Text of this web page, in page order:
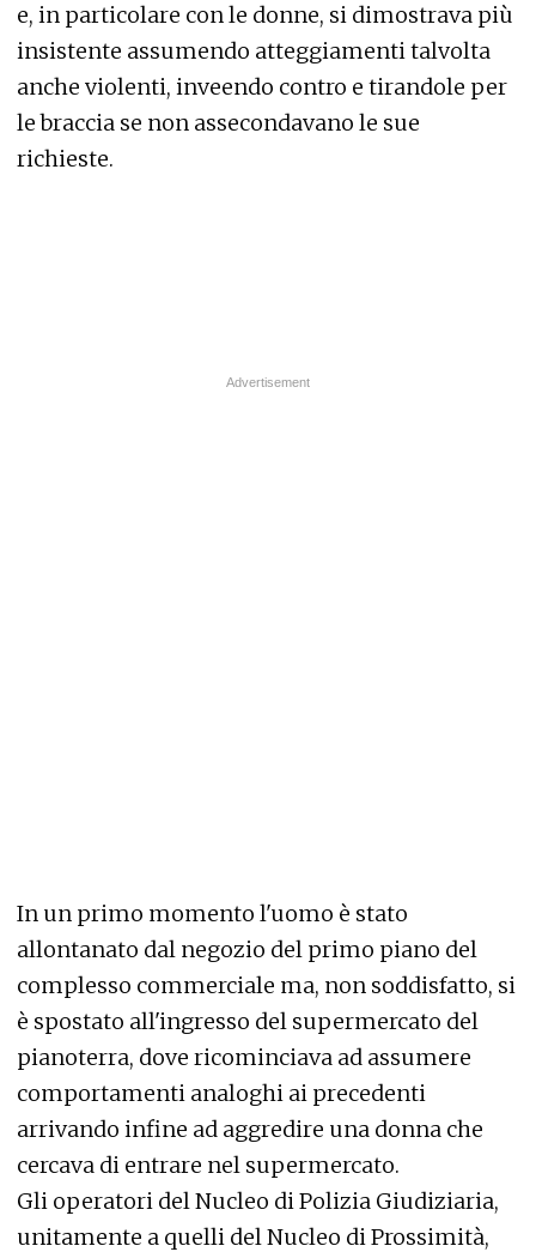
e, in particolare con le donne, si dimostrava più
insistente assumendo atteggiamenti talvolta
anche violenti, inveendo contro e tirandole per
le braccia se non assecondavano le sue
richieste.
In un primo momento l'uomo è stato
allontanato dal negozio del primo piano del
complesso commerciale ma, non soddisfatto, si
è spostato all'ingresso del supermercato del
pianoterra, dove ricominciava ad assumere
comportamenti analoghi ai precedenti
arrivando infine ad aggredire una donna che
cercava di entrare nel supermercato.
Gli operatori del Nucleo di Polizia Giudiziaria,
unitamente a quelli del Nucleo di Prossimità,